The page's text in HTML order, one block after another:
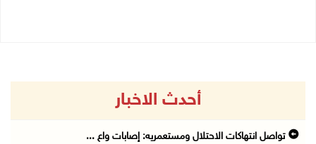
أحدث الاخبار
تواصل انتهاكات الاحتلال ومستعمريه: إصابات واع ...